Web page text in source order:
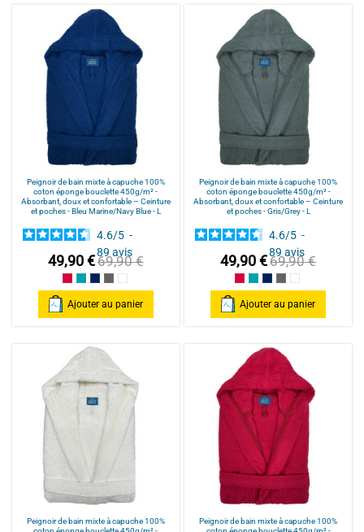
Peignoir de bain mixte à capuche 100%
coton éponge bouclette 450g/m² -
Absorbant, doux et confortable – Ceinture
et poches - Bleu Marine/Navy Blue - L
4.6/5 -
89 avis
49,90 €69,90 €
Framboise/Fuschia
Bleu Canard
Bleu Marine/Navy Blue
Gris/Grey
Blanc/White
Ajouter au panier
Peignoir de bain mixte à capuche 100%
coton éponge bouclette 450g/m² -
Absorbant, doux et confortable – Ceinture
et poches - Gris/Grey - L
4.6/5 -
89avis
49,90 €69,90 €
Framboise/Fuschia
Bleu Canard
Bleu Marine/Navy
Gris/Grey
Blanc/White
Ajouter au panier
Peignoir de bain mixte à capuche 100%
Peignoir de bain mixte à capuche 100%